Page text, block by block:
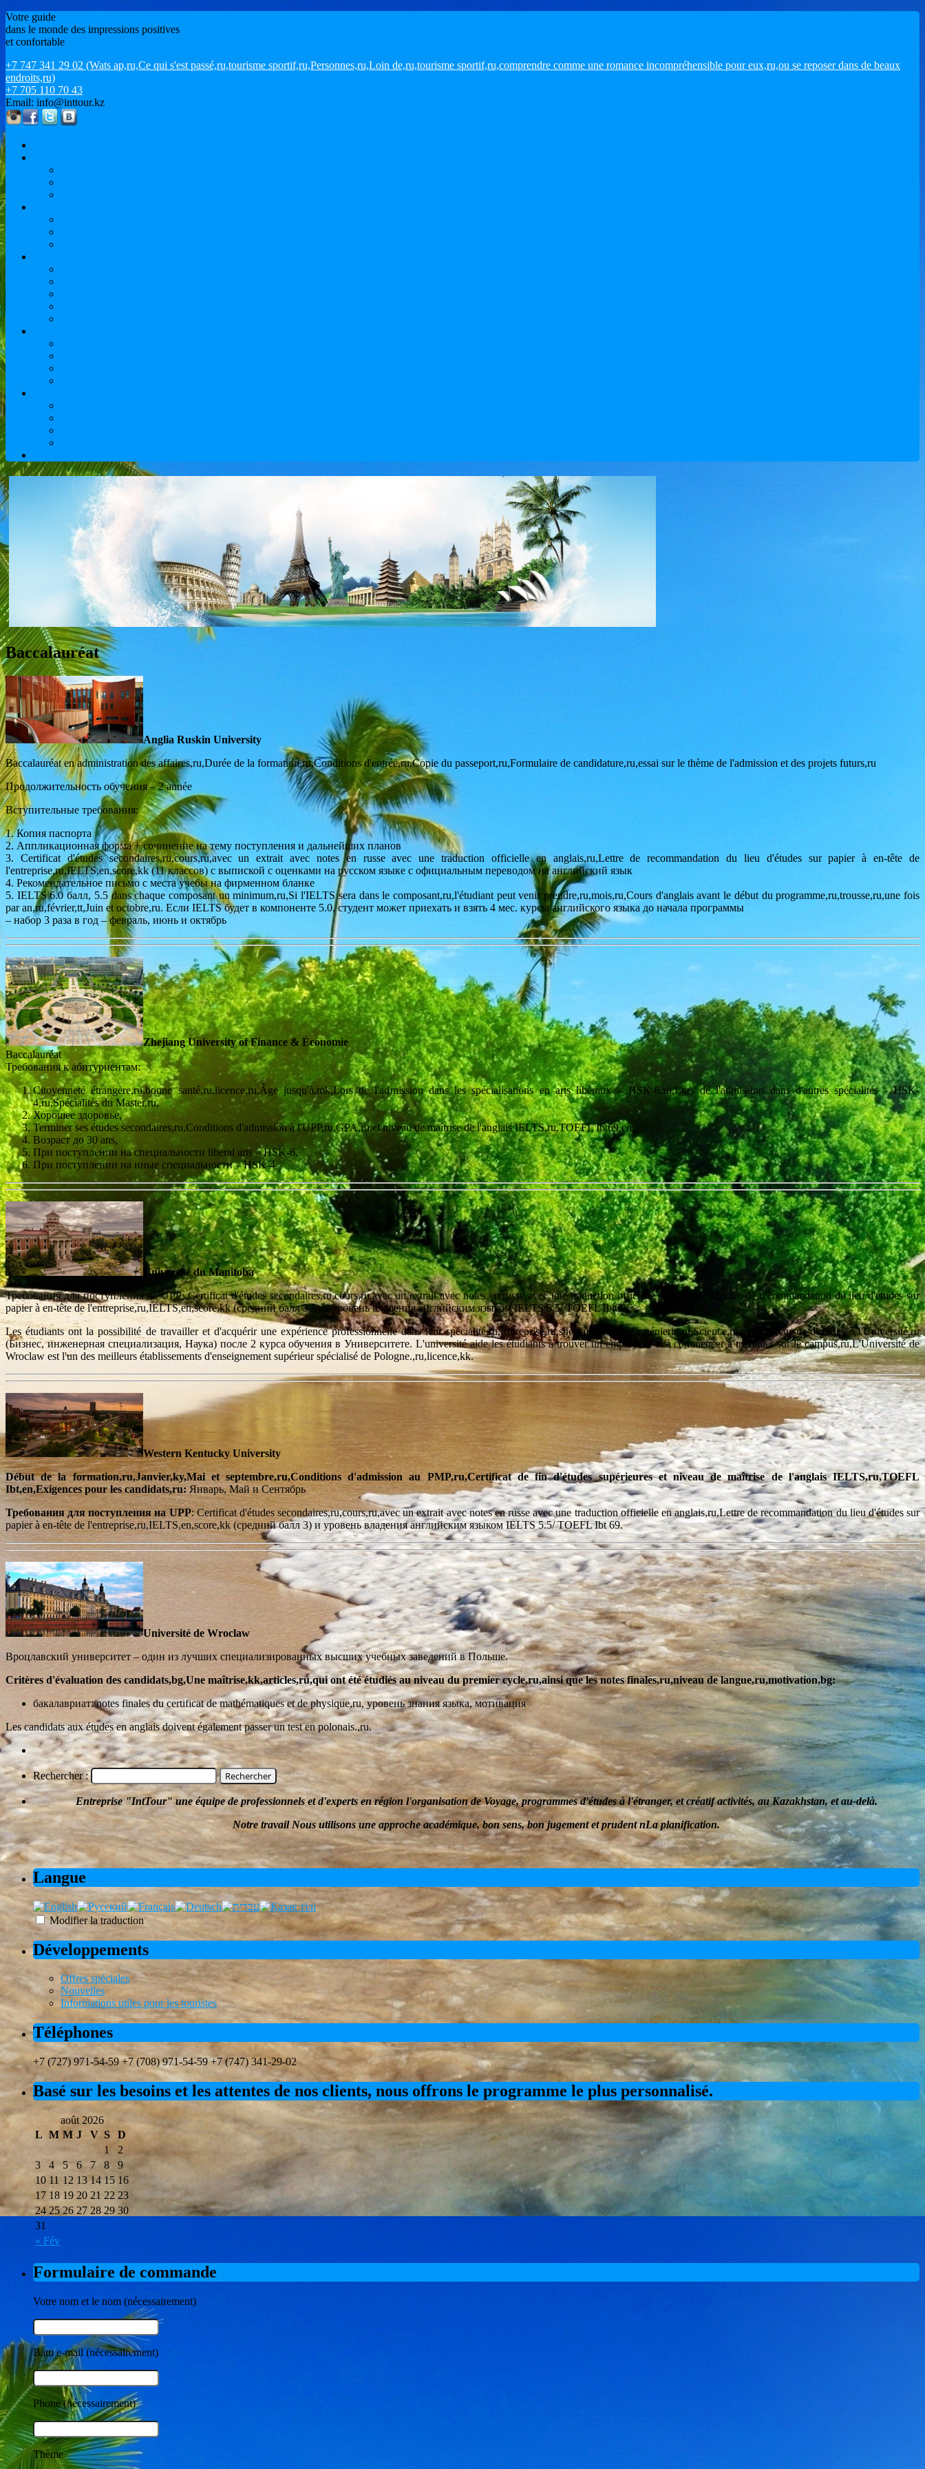
Votre guide
dans le monde des impressions positives
et confortable
+7 747 341 29 02 (Wats ap,ru,Ce qui s'est passé,ru,tourisme sportif,ru,Personnes,ru,Loin de,ru,tourisme sportif,ru,comprendre comme une romance incompréhensible pour eux,ru,ou se reposer dans de beaux
endroits,ru)
+7 705 110 70 43
Email: info@inttour.kz
Baccalauréat
Anglia Ruskin University
Baccalauréat en administration des affaires,ru,Durée de la formation,ru,Conditions d'entrée,ru,Copie du passeport,ru,Formulaire de candidature,ru,essai sur le thème de l'admission et des projets futurs,ru
Продолжительность обучения – 2 année
Вступительные требования:
1. Копия паспорта
2. Аппликационная форма + сочинение на тему поступления и дальнейших планов
3. Certificat d'études secondaires,ru,cours,ru,avec un extrait avec notes en russe avec une traduction officielle en anglais,ru,Lettre de recommandation du lieu d'études sur papier à en-tête de
l'entreprise,ru,IELTS,en,score,kk (11 классов) с выпиской с оценками на русском языке с официальным переводом на английский язык
4. Рекомендательное письмо с места учебы на фирменном бланке
5. IELTS 6.0 балл, 5.5 dans chaque composant un minimum,ru,Si l'IELTS sera dans le composant,ru,l'étudiant peut venir prendre,ru,mois,ru,Cours d'anglais avant le début du programme,ru,trousse,ru,une fois
par an,ru,février,tt,Juin et octobre,ru. Если IELTS будет в компоненте 5.0, студент может приехать и взять 4 мес. курсы английского языка до начала программы
– набор 3 раза в год – февраль, июнь и октябрь
Zhejiang University of Finance & Économie
Baccalauréat
Требования к абитуриентам:
Citoyenneté étrangère,ru,bonne santé,ru,licence,ru,Âge jusqu'à,mk,Lors de l'admission dans les spécialisations en arts libéraux – HSK-6,ru,Lors de l'admission dans d'autres spécialités - HSK-
4,ru,Spécialités du Master,ru,
Хорошее здоровье,
Terminer ses études secondaires,ru,Conditions d'admission à l'UPP,ru,GPA,ru,et niveau de maîtrise de l'anglais IELTS,ru,TOEFL Ibt69,en,
Возраст до 30 ans,
При поступлении на специальности liberal arts – HSK-6,
При поступлении на иные специальности – HSK-4
Université du Manitoba
Требования для поступления на UPP: Certificat d'études secondaires,ru,cours,ru,avec un extrait avec notes en russe avec une traduction officielle en anglais,ru,Lettre de recommandation du lieu d'études sur
papier à en-tête de l'entreprise,ru,IELTS,en,score,kk (средний балл 3,5) и уровень владения английским языком IELTS 5,5/ TOEFL Ibt69.
Les étudiants ont la possibilité de travailler et d'acquérir une expérience professionnelle dans leur spécialité,ru,Entreprise,ru,spécialisation en ingénierie,ru,Science,ru,après,ru,cursus d'études à l'Université,ru
(Бизнес, инженерная специализация, Наука) после 2 курса обучения в Университете. L'université aide les étudiants à trouver un employeur et à commencer à travailler sur le campus,ru,L'Université de
Wroclaw est l'un des meilleurs établissements d'enseignement supérieur spécialisé de Pologne.,ru,licence,kk.
Western Kentucky University
Début de la formation,ru,Janvier,ky,Mai et septembre,ru,Conditions d'admission au PMP,ru,Certificat de fin d'études supérieures et niveau de maîtrise de l'anglais IELTS,ru,TOEFL
Ibt,en,Exigences pour les candidats,ru: Январь, Май и Сентябрь
Требования для поступления на UPP: Certificat d'études secondaires,ru,cours,ru,avec un extrait avec notes en russe avec une traduction officielle en anglais,ru,Lettre de recommandation du lieu d'études sur
papier à en-tête de l'entreprise,ru,IELTS,en,score,kk (средний балл 3) и уровень владения английским языком IELTS 5.5/ TOEFL Ibt 69.
Université de Wroclaw
Вроцлавский университет – один из лучших специализированных высших учебных заведений в Польше.
Critères d'évaluation des candidats,bg,Une maîtrise,kk,articles,ru,qui ont été étudiés au niveau du premier cycle,ru,ainsi que les notes finales,ru,niveau de langue,ru,motivation,bg:
бакалавриат: notes finales du certificat de mathématiques et de physique,ru, уровень знания языка, мотивация
Les candidats aux études en anglais doivent également passer un test en polonais.,ru.
Rechercher :
Entreprise"IntTour" une équipe de professionnels et d'experts enrégion l'organisation de Voyage, programmes d'études à l'étranger, etcréatifactivités, au Kazakhstan, et au-delà.
Notre travail Nous utilisons une approche académique, bon sens, bon jugement et prudent nLa planification.
Langue
Modifier la traduction
Développements
Offres spéciales
Nouvelles
Informations utiles pour les touristes
Téléphones
+7 (727) 971-54-59 +7 (708) 971-54-59 +7 (747) 341-29-02
Basé sur les besoins et les attentes de nos clients, nous offrons le programme le plus personnalisé.
août 2026
L M M J V S D
« Fév
1
2
3
4 5 6 7 8
9
10 11 12 13 14 15 16
17 18 19 20 21 22 23
24 25 26 27 28 29 30
31
Formulaire de commande
Votre nom et le nom (nécessairement)
Ваш e-mail (nécessairement)
Phone (nécessairement)
Thème